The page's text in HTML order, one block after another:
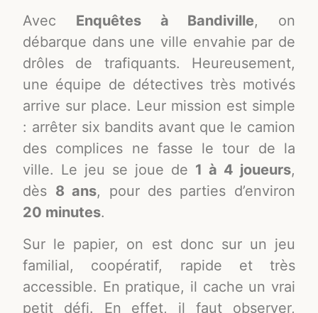
Avec Enquêtes à Bandiville, on
débarque dans une ville envahie par de
drôles de trafiquants. Heureusement,
une équipe de détectives très motivés
arrive sur place. Leur mission est simple
: arrêter six bandits avant que le camion
des complices ne fasse le tour de la
ville. Le jeu se joue de 1 à 4 joueurs,
dès 8 ans, pour des parties d’environ
20 minutes.
Sur le papier, on est donc sur un jeu
familial, coopératif, rapide et très
accessible. En pratique, il cache un vrai
petit défi. En effet, il faut observer,